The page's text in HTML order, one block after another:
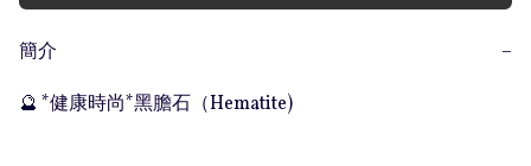
簡介
−
🔮 *健康時尚*黑膽石（Hematite)